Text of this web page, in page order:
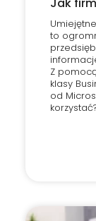
to
Z
klasy
od